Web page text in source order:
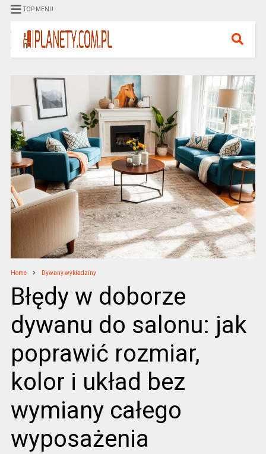
TOP MENU
Home Dywany wykładziny
Błędy w doborze
dywanu do salonu: jak
poprawić rozmiar,
kolor i układ bez
wymiany całego
wyposażenia